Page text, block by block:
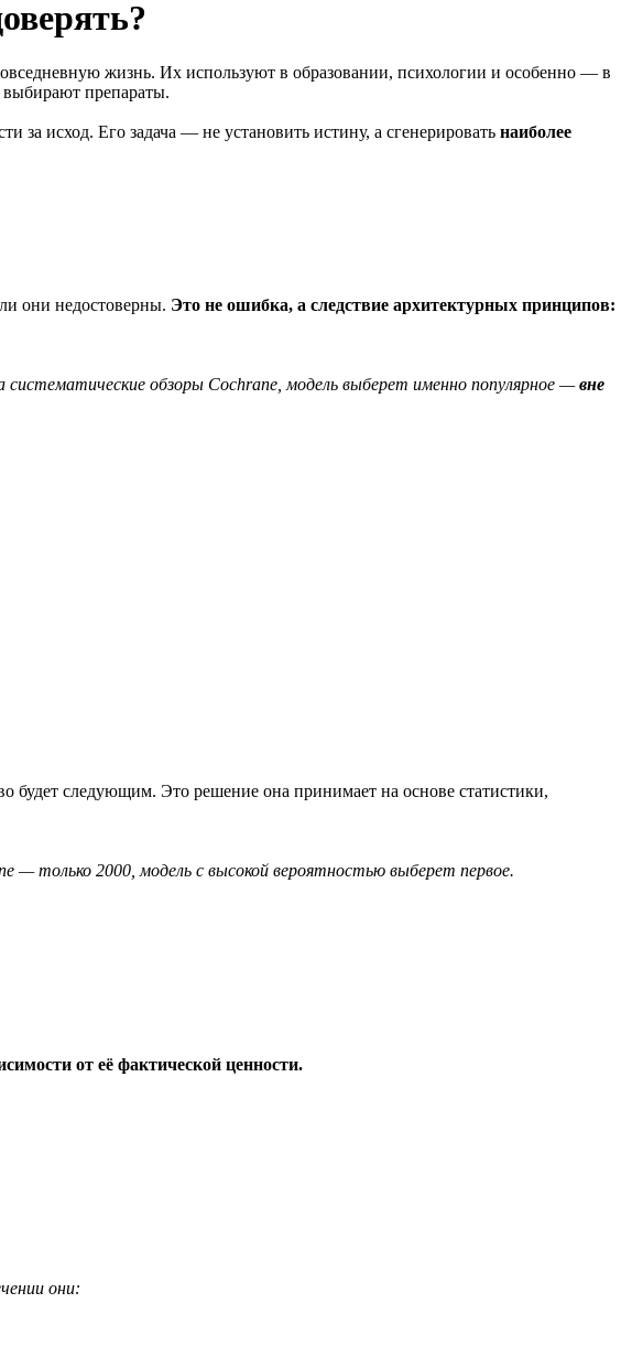
жизнь. Их используют в образовании, психологии и особенно — в
препараты.
за исход. Его задача — не установить истину, а сгенерировать наиболее
они недостоверны. Это не ошибка, а следствие архитектурных принципов:
обзоры Cochrane, модель выберет именно популярное —вне
будет следующим. Это решение она принимает на основе статистики,
— только 2000, модель с высокой вероятностью выберет первое.
от её фактической ценности.
они: